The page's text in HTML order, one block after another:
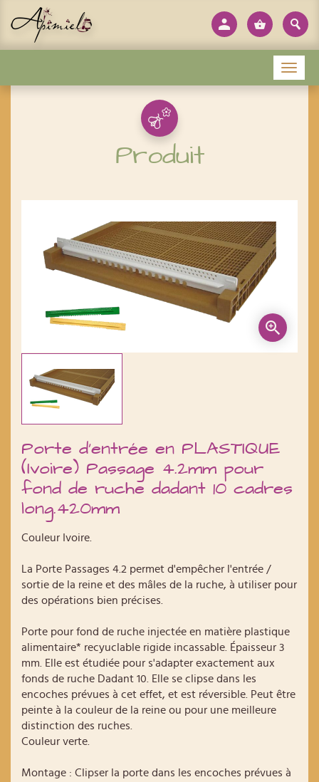
Produit
Porte d'entrée en PLASTIQUE
(Ivoire) Passage 4.2mm pour
fond de ruche dadant 10 cadres
long.420mm
Couleur Ivoire.
La Porte Passages 4.2 permet d'empêcher l'entrée /
sortie de la reine et des mâles de la ruche, à utiliser pour
des opérations bien précises.
Porte pour fond de ruche injectée en matière plastique
alimentaire* recyuclable rigide incassable. Épaisseur 3
mm. Elle est étudiée pour s'adapter exactement aux
fonds de ruche Dadant 10. Elle se clipse dans les
encoches prévues à cet effet, et est réversible. Peut être
peinte à la couleur de la reine ou pour une meilleure
distinction des ruches.
Couleur verte.
Montage : Clipser la porte dans les encoches prévues à
Menu
Panneau de gestion des cookies